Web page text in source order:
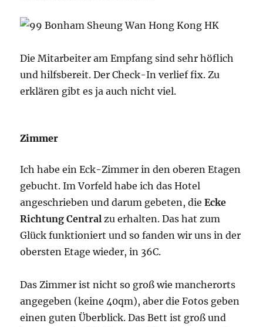
Die Mitarbeiter am Empfang sind sehr höflich
und hilfsbereit. Der Check-In verlief fix. Zu
erklären gibt es ja auch nicht viel.
Zimmer
Ich habe ein Eck-Zimmer in den oberen Etagen
gebucht. Im Vorfeld habe ich das Hotel
angeschrieben und darum gebeten, dieEcke
Richtung Central zu erhalten. Das hat zum
Glück funktioniert und so fanden wir uns in der
obersten Etage wieder, in 36C.
Das Zimmer ist nicht so groß wie mancherorts
angegeben (keine 40qm), aber die Fotos geben
einen guten Überblick. Das Bett ist groß und